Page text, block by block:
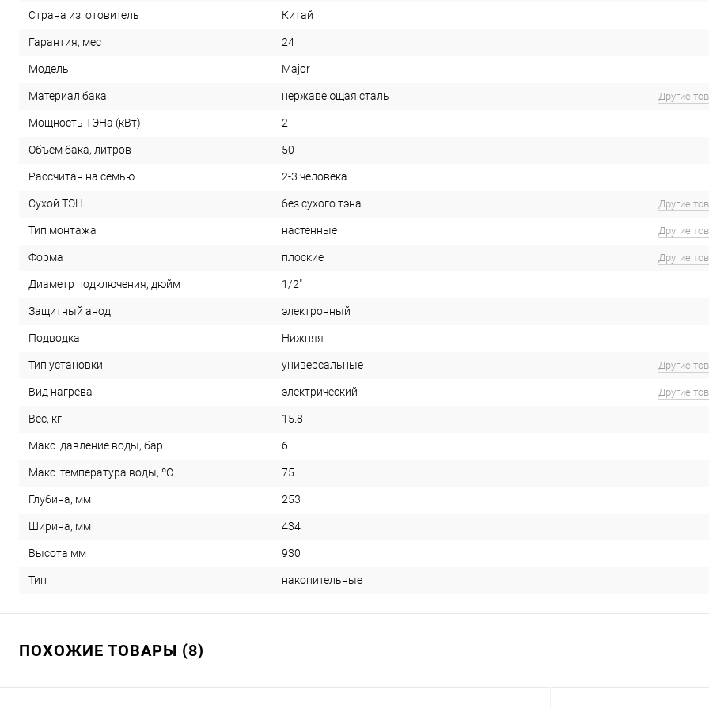
Страна изготовитель Китай
Гарантия, мес 24
Модель Major
Материал бака нержавеющая сталь Другие
Мощность ТЭНа (кВт) 2
Объем бака, литров 50
Рассчитан на семью 2-3 человека
Сухой ТЭН без сухого тэна Другие
Тип монтажа настенные Другие
Форма плоские Другие
Диаметр подключения, дюйм 1/2"
Защитный анод электронный
Подводка Нижняя
Тип установки универсальные Другие
Вид нагрева электрический Другие
Вес, кг 15.8
Макс. давление воды, бар 6
Макс. температура воды, ºС 75
Глубина, мм 253
Ширина, мм 434
Высота мм 930
Тип накопительные
ПОХОЖИЕ ТОВАРЫ (8)